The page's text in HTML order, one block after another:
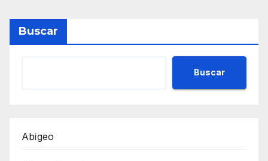
Buscar
Buscar
Abigeo